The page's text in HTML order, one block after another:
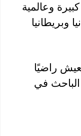
وعالمية
وبريطانيا
راضيًا
الباحث في